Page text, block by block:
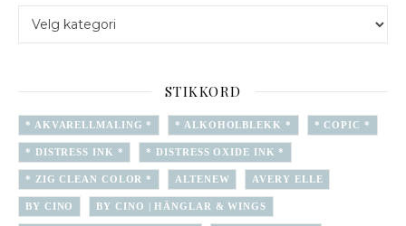
STIKKORD
* AKVARELLMALING * * ALKOHOLBLEKK * * COPIC *
* DISTRESS INK * * DISTRESS OXIDE INK *
* ZIG CLEAN COLOR * ALTENEW AVERY ELLE
BY CINO BY CINO | HÄNGLAR & WINGS